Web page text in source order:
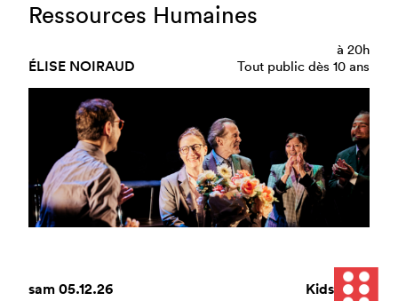
Ressources Humaines
ÉLISE NOIRAUD
à 20h
Tout public dès 10 ans
sam05.12.26 Kids